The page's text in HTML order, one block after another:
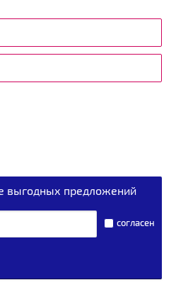
выгодных предложений
согласен